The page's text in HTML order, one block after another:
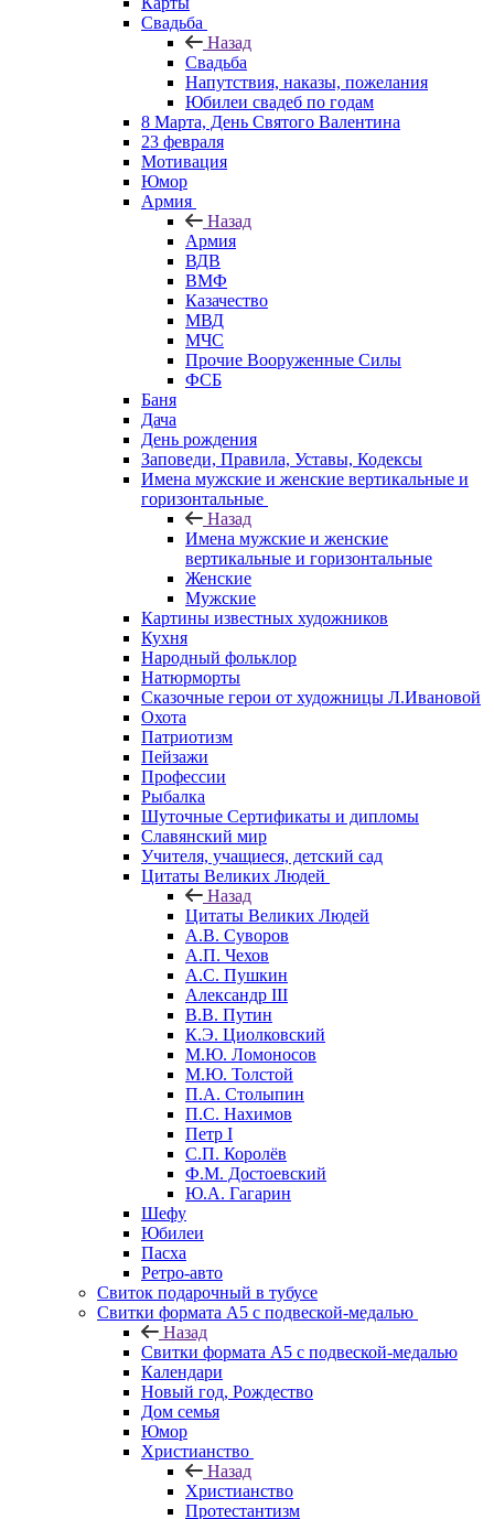
Свадьба
Назад
Свадьба
Напутствия, наказы, пожелания
Юбилеи свадеб по годам
8 Марта, День Святого Валентина
23 февраля
Мотивация
Юмор
Армия
Назад
Армия
ВДВ
ВМФ
Казачество
МВД
МЧС
Прочие Вооруженные Силы
ФСБ
Баня
Дача
День рождения
Заповеди, Правила, Уставы, Кодексы
Имена мужские и женские вертикальные и
горизонтальные
Назад
Имена мужские и женские
вертикальные и горизонтальные
Женские
Мужские
Картины известных художников
Кухня
Народный фольклор
Натюрморты
Сказочные герои от художницы Л.Ивановой
Охота
Патриотизм
Пейзажи
Профессии
Рыбалка
Шуточные Сертификаты и дипломы
Славянский мир
Учителя, учащиеся, детский сад
Цитаты Великих Людей
Назад
Цитаты Великих Людей
А.В. Суворов
А.П. Чехов
А.С. Пушкин
Александр III
В.В. Путин
К.Э. Циолковский
М.Ю. Ломоносов
М.Ю. Толстой
П.А. Столыпин
П.С. Нахимов
Петр I
С.П. Королёв
Ф.М. Достоевский
Ю.А. Гагарин
Шефу
Юбилеи
Пасха
Ретро-авто
Свиток подарочный в тубусе
Свитки формата А5 с подвеской-медалью
Назад
Свитки формата А5 с подвеской-медалью
Календари
Новый год, Рождество
Дом семья
Юмор
Христианство
Назад
Христианство
Протестантизм